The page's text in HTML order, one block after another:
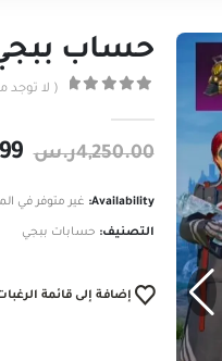
حساب ببجي
( لا توجد
4,250.00ر.س
Availability: غير متوفر في
التصنيف: حسابات ببجي
إضافة إلى قائمة